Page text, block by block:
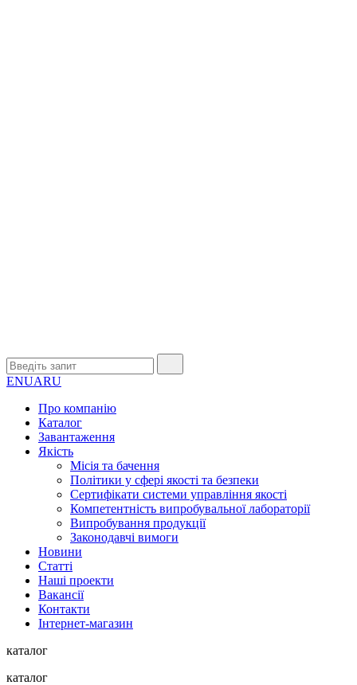
ENUARU
Про компанію
Каталог
Завантаження
Якість
Місія та бачення
Політики у сфері якості та безпеки
Сертифікати системи управління якості
Компетентність випробувальної лабораторії
Випробування продукції
Законодавчі вимоги
Новини
Статті
Наші проекти
Вакансії
Контакти
Інтернет-магазин
каталог
каталог